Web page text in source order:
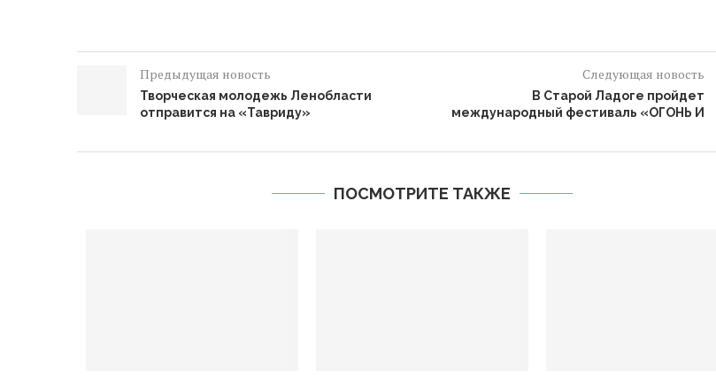
Предыдущая новость
Творческая молодежь Ленобласти
отправится на «Тавриду»
Следующая новость
В Старой Ладоге пройдет
международный фестиваль «ОГОНЬ И
ПОСМОТРИТЕ ТАКЖЕ